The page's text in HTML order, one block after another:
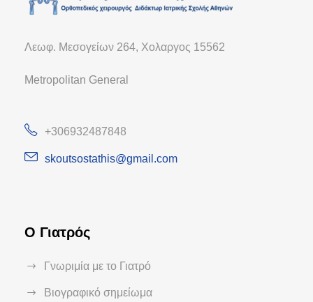
Λεωφ. Μεσογείων 264, Χολαργος 15562
Metropolitan General
+306932487848
skoutsostathis@gmail.com
Ο Γιατρός
Γνωριμία με το Γιατρό
Βιογραφικό σημείωμα